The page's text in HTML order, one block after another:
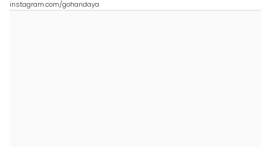
instagram.com/gohandaya